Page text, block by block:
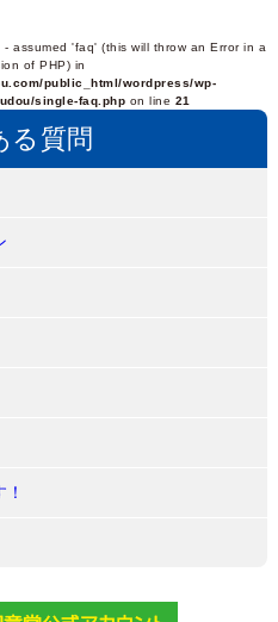
assumed 'faq' (this will throw an Error in a
of PHP) in
public_html/wordpress/wp-
single-faq.php on line 21
る質問